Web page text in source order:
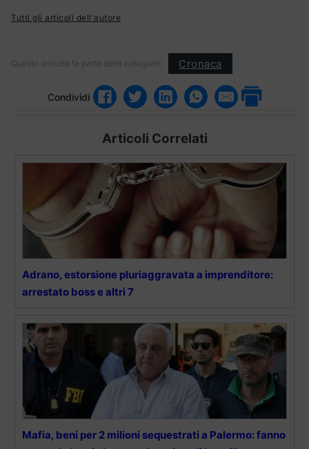
Tutti gli articoli dell'autore
Questo articolo fa parte delle categorie: Cronaca
Condividi
Articoli Correlati
Adrano, estorsione pluriaggravata a imprenditore:
arrestato boss e altri 7
Mafia, beni per 2 milioni sequestrati a Palermo: fanno